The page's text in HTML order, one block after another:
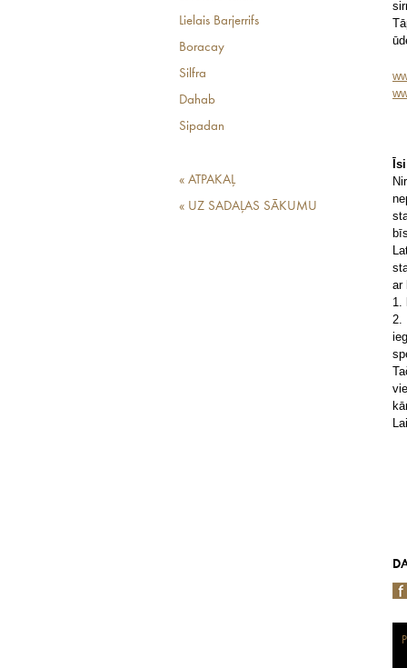
Lielais Barjerrifs
Boracay
Silfra
Dahab
Sipadan
« ATPAKAĻ
« UZ SADAĻAS SĀKUMU
ar
1.
2.